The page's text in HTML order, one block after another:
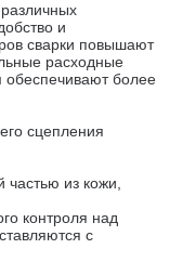
и
сварки повышают
расходные
более
сцепления
частью из кожи,
контроля над
с